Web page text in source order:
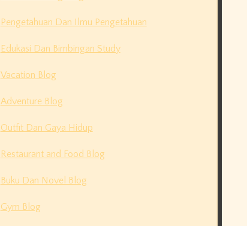
Pengetahuan Dan Ilmu Pengetahuan
Edukasi Dan Bimbingan Study
Vacation Blog
Adventure Blog
Outfit Dan Gaya Hidup
Restaurant and Food Blog
Buku Dan Novel Blog
Gym Blog